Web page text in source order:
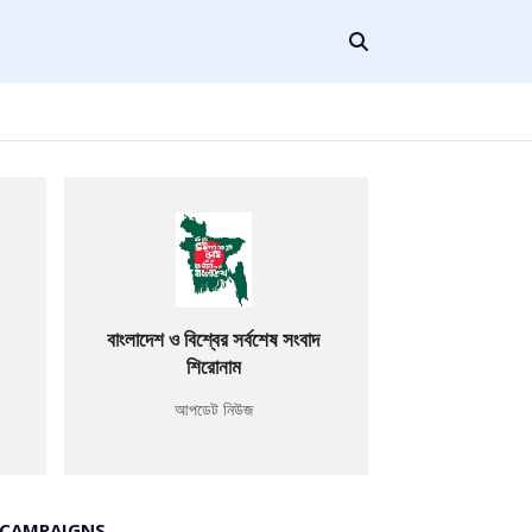
বাংলাদেশ ও বিশ্বের সর্বশেষ সংবাদ
শিরোনাম
আপডেট নিউজ